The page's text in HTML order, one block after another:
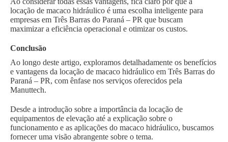
locação de macaco hidráulico é uma escolha inteligente para
empresas em Três Barras do Paraná – PR que buscam
maximizar a eficiência operacional e otimizar os custos.
Conclusão
Ao longo deste artigo, exploramos detalhadamente os benefícios
e vantagens da locação de macaco hidráulico em Três Barras do
Paraná – PR, com ênfase nos serviços oferecidos pela
Manuttech.
Desde a introdução sobre a importância da locação de
equipamentos de elevação até a explicação sobre o
funcionamento e as aplicações do macaco hidráulico, buscamos
fornecer uma visão abrangente sobre o tema.